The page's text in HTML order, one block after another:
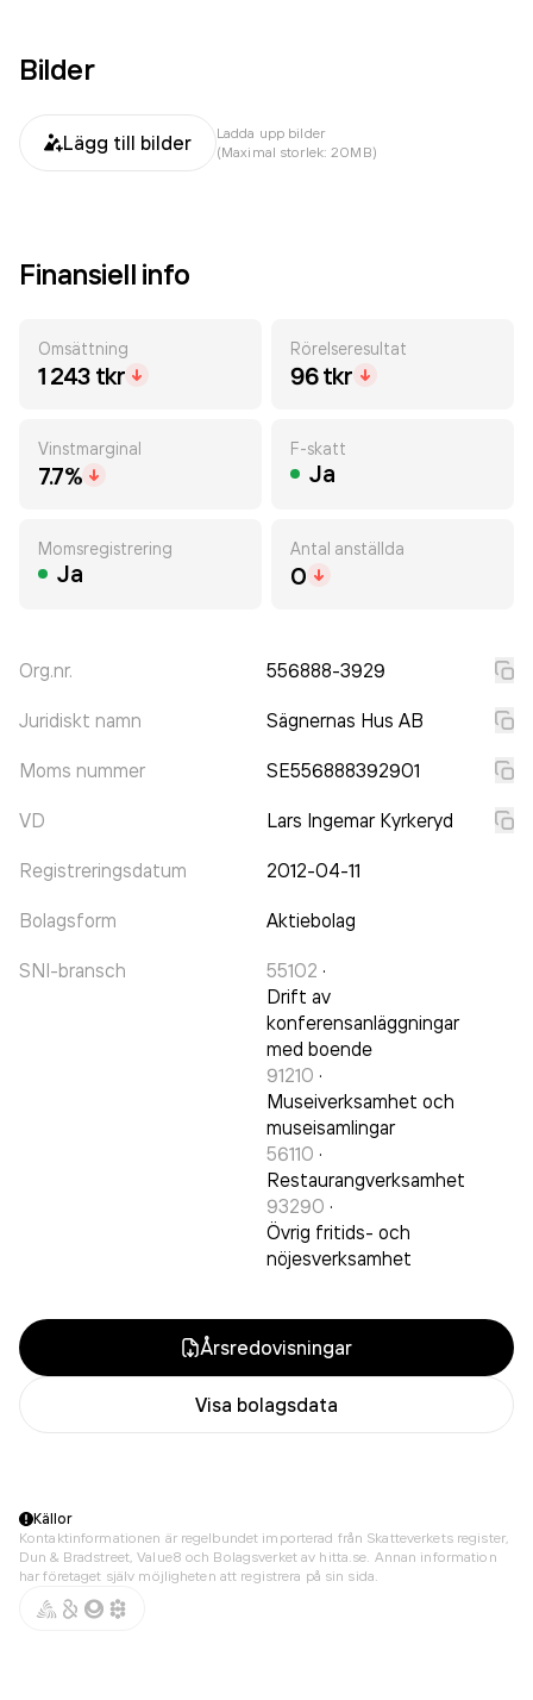
Bilder
Lägg till bilder
Ladda upp bilder
(Maximal storlek: 20MB)
Finansiell info
Omsättning
1 243 tkr
Rörelseresultat
96 tkr
Vinstmarginal
7.7%
F-skatt
Ja
Momsregistrering
Ja
Antal anställda
0
Org.nr. 556888-3929
Juridiskt namn Sägnernas Hus AB
Moms nummer SE556888392901
VD Lars Ingemar Kyrkeryd
Registreringsdatum 2012-04-11
Bolagsform Aktiebolag
SNI-bransch 55102 ·
Drift av
konferensanläggningar
med boende
91210 ·
Museiverksamhet och
museisamlingar
56110 ·
Restaurangverksamhet
93290 ·
Övrig fritids- och
nöjesverksamhet
Årsredovisningar
Visa bolagsdata
Källor
Kontaktinformationen är regelbundet importerad från Skatteverkets register,
Dun & Bradstreet, Value8 och Bolagsverket av hitta.se. Annan information
har företaget själv möjligheten att registrera på sin sida.